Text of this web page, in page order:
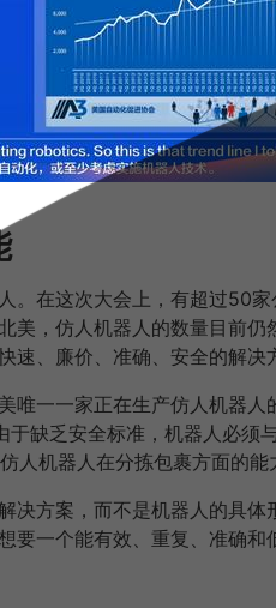
。在这次大会上，有超过50
美，仿人机器人的数量目前
速、廉价、准确、安全的解决
唯一一家正在生产仿人机器
缺乏安全标准，机器人必须
人机器人在分拣包裹方面的能
决方案，而不是机器人的具
要一个能有效、重复、准确和